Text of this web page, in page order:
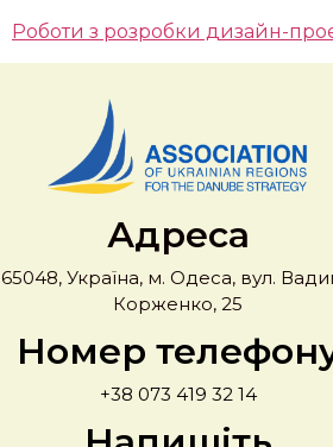
Роботи з розробки дизайн-
Адреса
65048, Україна, м. Одеса, вул.
Корженко, 25
Номер
+38 073 419 32 14